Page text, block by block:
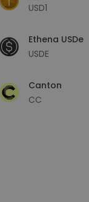
USD1
Ethena USDe
USDE
Canton
CC